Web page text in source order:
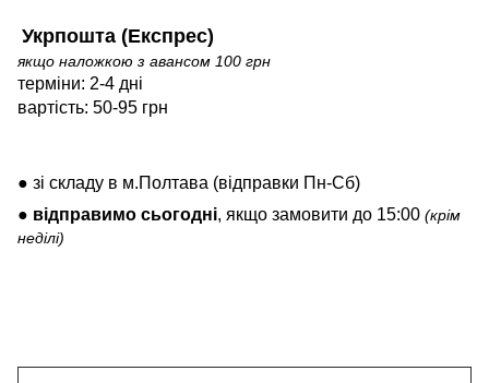
Укрпошта (Експрес)
якщо наложкою з авансом 100 грн
терміни: 2-4 дні
вартість: 50-95 грн
● зі складу в м.Полтава (відправки Пн-Сб)
● відправимо сьогодні, якщо замовити до 15:00 (крім
неділі)